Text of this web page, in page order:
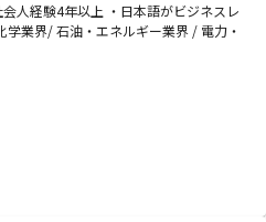
人経験4年以上 ・日本語がビジネスレ
業界/ 石油・エネルギー業界 / 電力・